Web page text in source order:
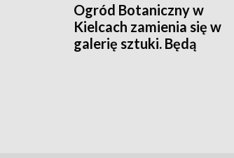
Ogród Botaniczny w
Kielcach zamienia się w
galerię sztuki. Będą